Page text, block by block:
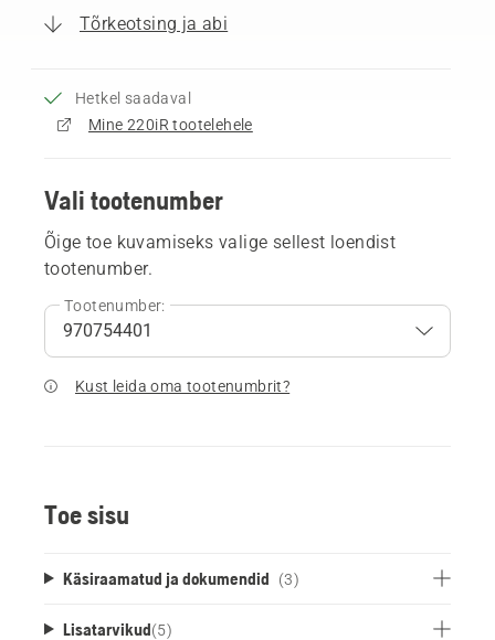
Tõrkeotsing ja abi
Hetkel saadaval
Mine 220iR tootelehele
Vali tootenumber
Õige toe kuvamiseks valige sellest loendist
tootenumber.
Tootenumber:
Kust leida oma tootenumbrit?
Toe sisu
Käsiraamatud ja dokumendid (3)
Lisatarvikud(5)